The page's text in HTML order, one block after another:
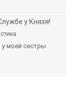
у Князя!
моей сестры